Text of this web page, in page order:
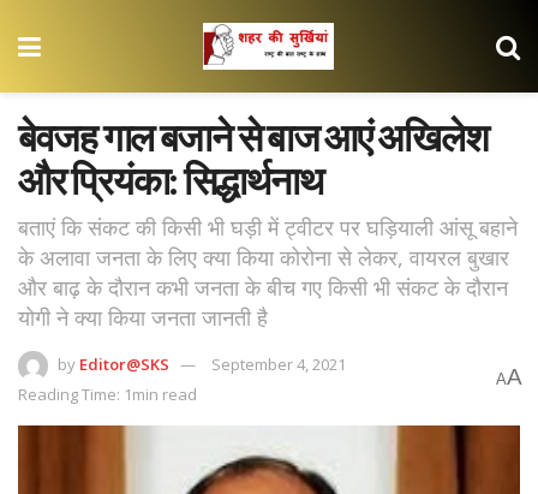
बेवजह गाल बजाने से बाज आएं अखिलेश
और प्रियंका: सिद्धार्थनाथ
बताएं कि संकट की किसी भी घड़ी में ट्वीटर पर घड़ियाली आंसू बहाने
के अलावा जनता के लिए क्या किया कोरोना से लेकर, वायरल बुखार
और बाढ़ के दौरान कभी जनता के बीच गए किसी भी संकट के दौरान
योगी ने क्या किया जनता जानती है
by Editor@SKS
September 4, 2021
Reading Time: 1min read
AA